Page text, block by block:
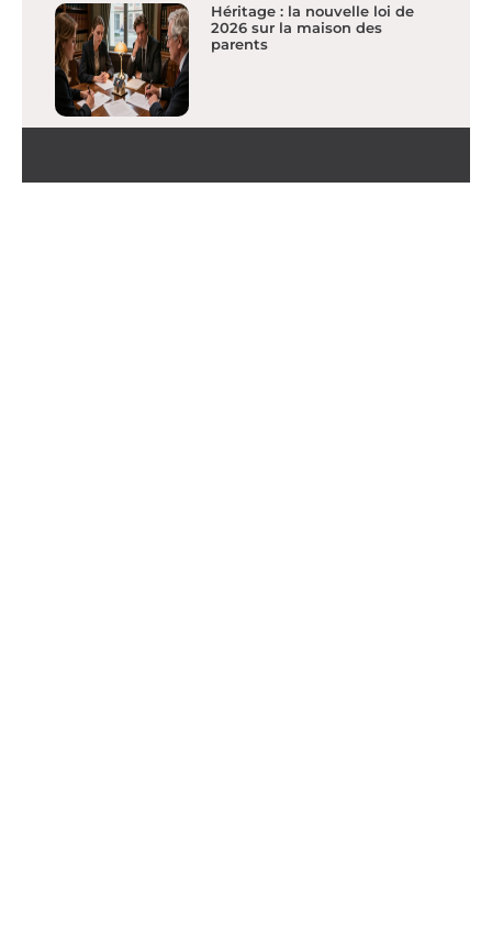
Héritage : la nouvelle loi de
2026 sur la maison des
parents